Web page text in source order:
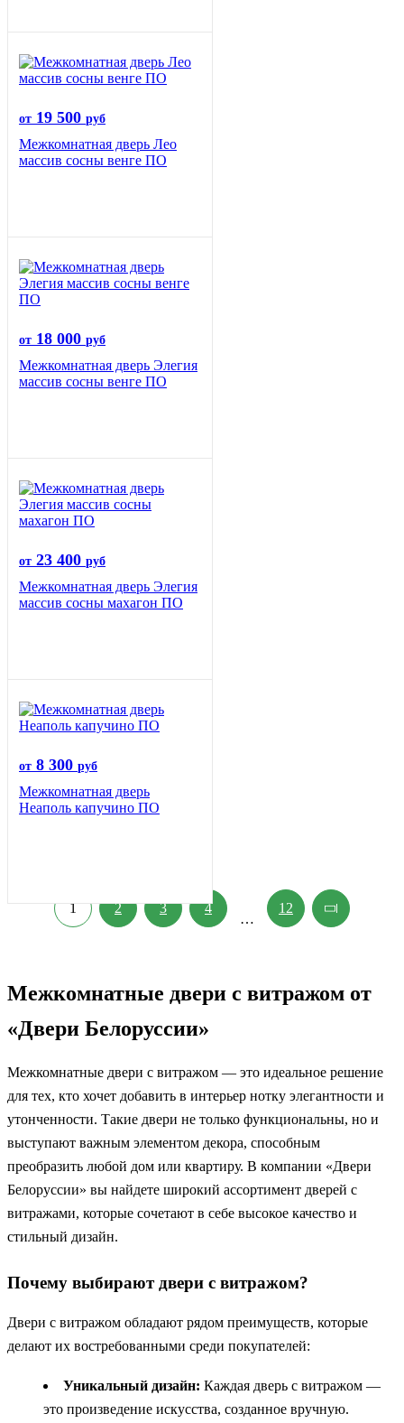
от 19 500 руб
Межкомнатная дверь Лео
массив сосны венге ПО
от 18 000 руб
Межкомнатная дверь Элегия
массив сосны венге ПО
от 23 400 руб
Межкомнатная дверь Элегия
массив сосны махагон ПО
от 8 300 руб
Межкомнатная дверь
Неаполь капучино ПО
1 2 3 4
…
12
Межкомнатные двери с витражом от
«Двери Белоруссии»
Межкомнатные двери с витражом — это идеальное решение
для тех, кто хочет добавить в интерьер нотку элегантности и
утонченности. Такие двери не только функциональны, но и
выступают важным элементом декора, способным
преобразить любой дом или квартиру. В компании «Двери
Белоруссии» вы найдете широкий ассортимент дверей с
витражами, которые сочетают в себе высокое качество и
стильный дизайн.
Почему выбирают двери с витражом?
Двери с витражом обладают рядом преимуществ, которые
делают их востребованными среди покупателей:
Уникальный дизайн: Каждая дверь с витражом —
это произведение искусства, созданное вручную.